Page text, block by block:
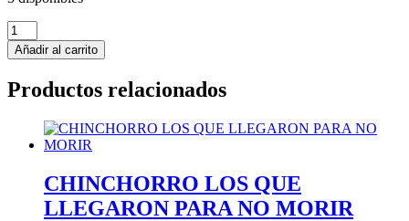
PROTECTORES
DEL
LOA
LUZ
LEALTAD
Espinoza
Añadir al carrito
Productos relacionados
CHINCHORRO LOS QUE
LLEGARON PARA NO MORIR